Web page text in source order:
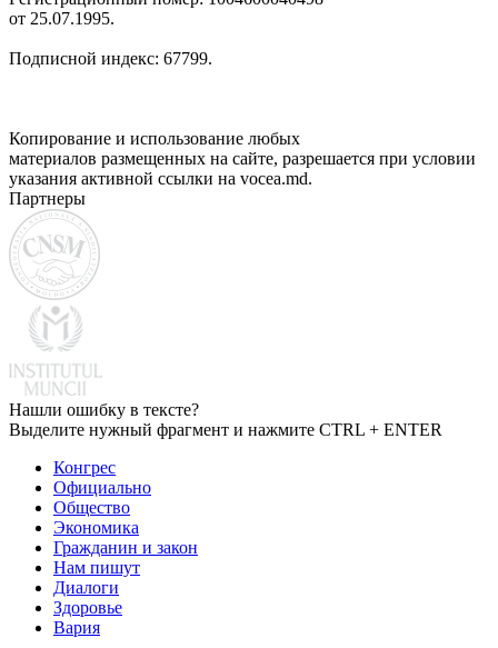
от 25.07.1995.
Подписной индекс: 67799.
Копирование и использование любых
материалов размещенных на сайте, разрешается при условии
указания активной ссылки на vocea.md.
Партнеры
Нашли ошибку в тексте?
Выделите нужный фрагмент и нажмите CTRL + ENTER
Конгрес
Официально
Общество
Экономика
Гражданин и закон
Нам пишут
Диалоги
Здоровье
Вария